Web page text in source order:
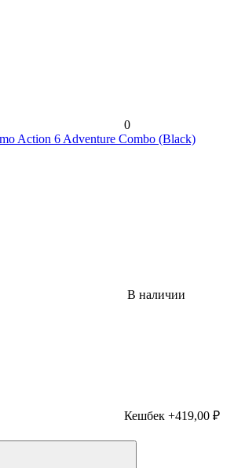
0
Action 6 Adventure Combo (Black)
В наличии
Кешбек +419,00 ₽